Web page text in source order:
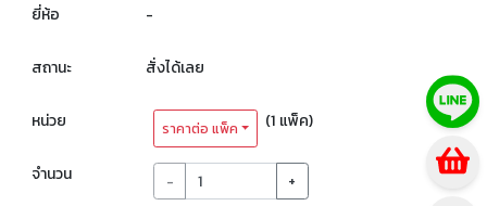
ยี่ห้อ -
สถานะ สั่งได้เลย
หน่วย ราคาต่อ แพ็ค (1 แพ็ค)
จำนวน - +